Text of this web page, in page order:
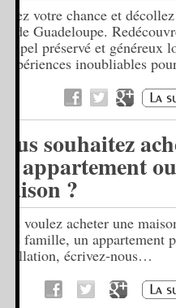
Tentez votre chance et
îles de Guadeloupe.
archipel préservé et généreux
d’expériences inoubliables
Vous souhaitez
un appartement
maison ?
Vous voulez acheter une
votre famille, un appartement
installation, écrivez-nous…